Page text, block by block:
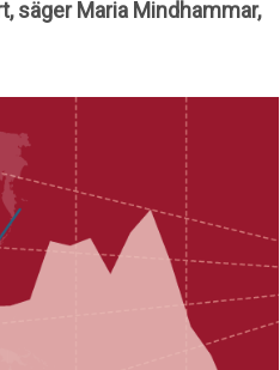
säger Maria Mindhammar,